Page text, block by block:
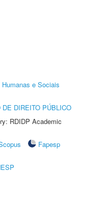
e Sociais
DE DIREITO PÚBLICO
RDIDP Academic
Fapesp